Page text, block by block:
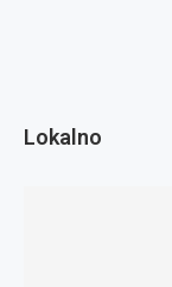
Lokalno